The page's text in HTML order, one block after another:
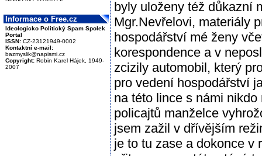
Informace o Free.cz
Ideologicko Politický Spam Spolek
Portal
ISSN: CZ-23121949-0002
Kontaktní e-mail:
bazmyslik@napismi.cz
Copyright: Robin Karel Hájek, 1949-
2007
byly uloženy též důkazní
Mgr.Nevřelovi, materiály
hospodářství mé ženy
korespondence a v
zcizily automobil, který
pro vedení hospodářství
na této lince s námi
policajtů manželce
jsem zažil v dřívějším
je to tu zase a dokonce v